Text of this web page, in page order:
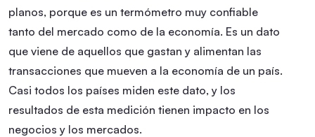
planos, porque es un termómetro muy confiable
tanto del mercado como de la economía. Es un dato
que viene de aquellos que gastan y alimentan las
transacciones que mueven a la economía de un país.
Casi todos los países miden este dato, y los
resultados de esta medición tienen impacto en los
negocios y los mercados.